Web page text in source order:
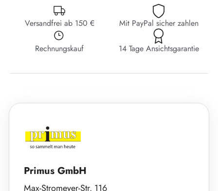
Versandfrei ab 150 € Mit PayPal sicher zahlen
Rechnungskauf 14 Tage Ansichtsgarantie
Primus GmbH
Max-Stromeyer-Str. 116